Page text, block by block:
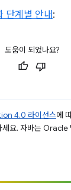
단계별 안내 :
도움이 되었나요?
4.0 라이선스에
세요. 자바는